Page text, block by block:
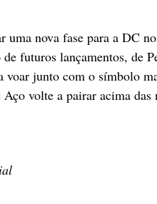
uma nova fase para a DC
futuros lançamentos, de
voar junto com o símbolo
Aço volte a pairar acima